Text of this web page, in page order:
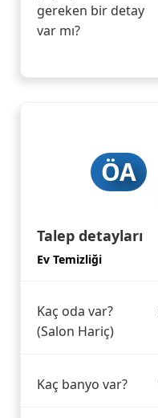
gereken bir detay
var mı?
ÖA
Talep detayları
Ev Temizliği
Kaç oda var?
(Salon Hariç)
Kaç banyo var?